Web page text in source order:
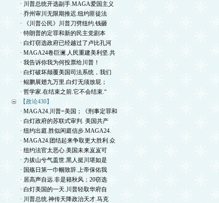
· 川普总统开选副手.MAGA爱国主义
· 乔州审川无限期推迟.纽约匪徒法
· 《川普公民》川普刀劈纽约.钱砸
· 特朗普的定罪和新的民主党剧本
· 白灯窃选政府已经越过了卢比孔河
· MAGA24卷巨澜.人民重建美利坚.共
· 我告诉你我为何投票给川普！
· 白灯破坏颠覆美国司法系统，我们
· 鲲鹏展翅九万里.白灯无须放屁；
· 哲学家.在结束之前.它不会结束.“
【政论430】
· MAGA24.川普=美国；《刑事定罪和
· 白灯政府的苏联式审判. 美国共产
· 纽约出庭.胜似闲庭信步.MAGA24.
· MAGA24.团结起来争取更大胜利.众
· 纽约法官太恶心.美国未来岌岌可
· 力拔山兮气盖世.黑人挺川堪如是
· 国殇日第一巾帼致辞.上帝保佑我
· 居高声自远.非是籍秋风；20窃选
· 白灯美国的一天.川普轻取华府自
· 川普总统.神传天降政治天才.马克